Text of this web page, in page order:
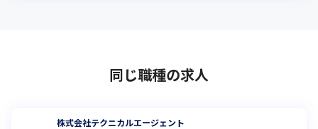
同じ職種の求人
株式会社テクニカルエージェント